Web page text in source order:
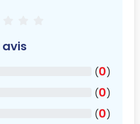
avis
(0)
(0)
(0)